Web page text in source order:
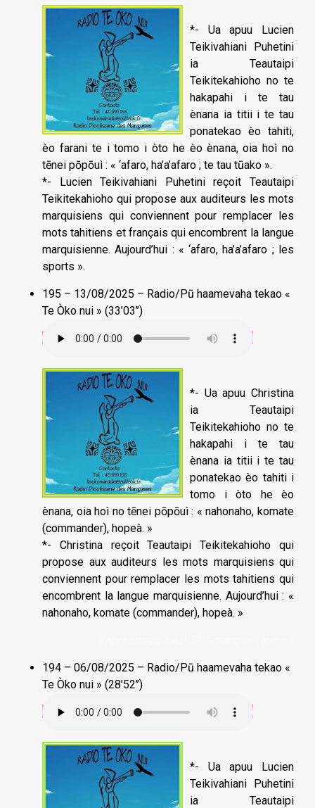
*- Ua apuu Lucien
Teikivahiani Puhetini
ia Teautaipi
Teikitekahioho no te
hakapahi i te tau
ènana ia titii i te tau
ponatekao èo tahiti,
èo farani te i tomo i òto he èo ènana, oia hoì no
tēnei pōpōuì : « ‘afaro, ha’a’afaro ; te tau tūako ».
*- Lucien Teikivahiani Puhetini reçoit Teautaipi
Teikitekahioho qui propose aux auditeurs les mots
marquisiens qui conviennent pour remplacer les
mots tahitiens et français qui encombrent la langue
marquisienne. Aujourd’hui : « ‘afaro, ha’a’afaro ; les
sports ».
195 – 13/08/2025 – Radio/Pū haamevaha tekao «
Te Òko nui » (33’03’’)
*- Ua apuu Christina
ia Teautaipi
Teikitekahioho no te
hakapahi i te tau
ènana ia titii i te tau
ponatekao èo tahiti i
tomo i òto he èo
ènana, oia hoì no tēnei pōpōuì : « nahonaho, komate
(commander), hopeà. »
*- Christina reçoit Teautaipi Teikitekahioho qui
propose aux auditeurs les mots marquisiens qui
conviennent pour remplacer les mots tahitiens qui
encombrent la langue marquisienne. Aujourd’hui : «
nahonaho, komate (commander), hopeà. »
194 – 06/08/2025 – Radio/Pū haamevaha tekao «
Te Òko nui » (28’52’’)
*- Ua apuu Lucien
Teikivahiani Puhetini
ia Teautaipi